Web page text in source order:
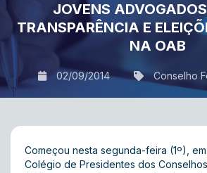
JOVENS
TRANSPARÊNCIA E
NA OAB
02/09/2014 Conselho
Começou nesta segunda-feira (1º),
Colégio de Presidentes dos